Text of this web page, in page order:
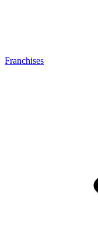
Franchises